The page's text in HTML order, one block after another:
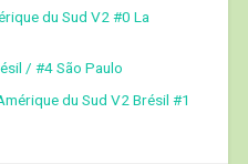
du Sud V2 #0 La
/ #4 São Paulo
du Sud V2 Brésil #1